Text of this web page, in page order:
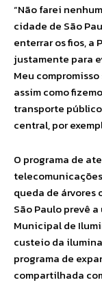
“Não farei
cidade de São
enterrar os fios, a
justamente para
Meu
assim como
transporte
central, por
O programa de
queda de
São Paulo prevê
Municipal de
custeio da
programa de
compartilhada